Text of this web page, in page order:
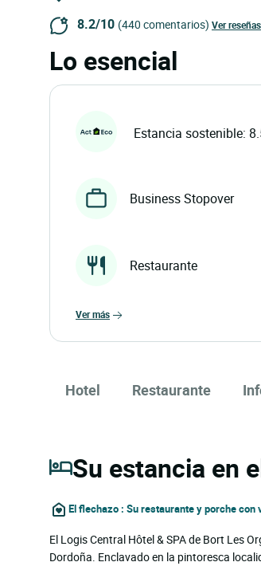
8.2/10 (440 comentarios) Ver reseñas
Lo esencial
Estancia sostenible:
Business Stopover
Restaurante
ver más
Hotel Restaurante
Su estancia en
El flechazo : Su restaurante y porche con
El Logis Central Hôtel & SPA de Bort Les
Dordoña. Enclavado en la pintoresca